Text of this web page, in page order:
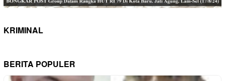
KRIMINAL
BERITA POPULER